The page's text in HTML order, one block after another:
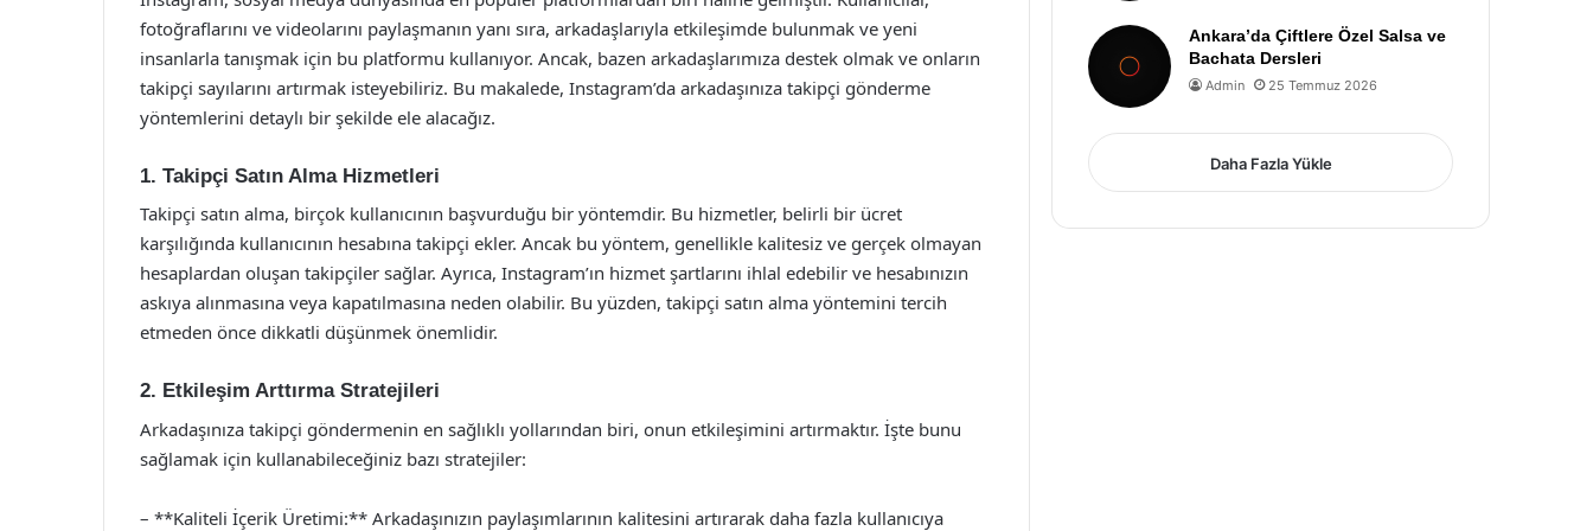
fotoğraflarını ve videolarını paylaşmanın yanı sıra, arkadaşlarıyla etkileşimde bulunmak ve yeni
insanlarla tanışmak için bu platformu kullanıyor. Ancak, bazen arkadaşlarımıza destek olmak ve onların
takipçi sayılarını artırmak isteyebiliriz. Bu makalede, Instagram’da arkadaşınıza takipçi gönderme
yöntemlerini detaylı bir şekilde ele alacağız.
1. Takipçi Satın Alma Hizmetleri
Takipçi satın alma, birçok kullanıcının başvurduğu bir yöntemdir. Bu hizmetler, belirli bir ücret
karşılığında kullanıcının hesabına takipçi ekler. Ancak bu yöntem, genellikle kalitesiz ve gerçek olmayan
hesaplardan oluşan takipçiler sağlar. Ayrıca, Instagram’ın hizmet şartlarını ihlal edebilir ve hesabınızın
askıya alınmasına veya kapatılmasına neden olabilir. Bu yüzden, takipçi satın alma yöntemini tercih
etmeden önce dikkatli düşünmek önemlidir.
2. Etkileşim Arttırma Stratejileri
Arkadaşınıza takipçi göndermenin en sağlıklı yollarından biri, onun etkileşimini artırmaktır. İşte bunu
sağlamak için kullanabileceğiniz bazı stratejiler:
– **Kaliteli İçerik Üretimi:** Arkadaşınızın paylaşımlarının kalitesini artırarak daha fazla kullanıcıya
Ankara’da Çiftlere Özel Salsa ve
Bachata Dersleri
Admin 25 Temmuz 2026
Daha Fazla Yükle